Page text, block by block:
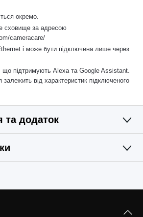
окремо.
сховище за адресою
cameracare/
і може бути підключена лише через
підтримують Alexa та Google Assistant.
залежить від характеристик підключеного
та додаток
функціональний
сенсор з прогресивною